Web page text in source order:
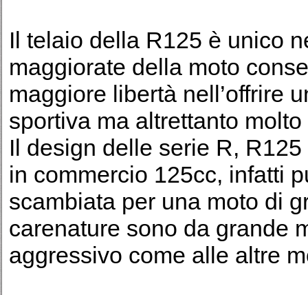
Il telaio della R125 è unico
maggiorate della moto
maggiore libertà nell’offrire
sportiva ma altrettanto
Il design delle serie R,
in commercio 125cc, infatti
scambiata per una moto di
carenature sono da grande
aggressivo come alle altre